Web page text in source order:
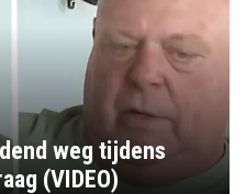
weg tijdens
(VIDEO)